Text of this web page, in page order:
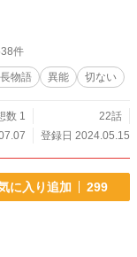
数や重さによって形の
をもう一度自ら作るた
か
る日々を送りながら、や
件
物語 異能 切ない
数 1
22話
登録日 2024.05.15
に入り追加 299